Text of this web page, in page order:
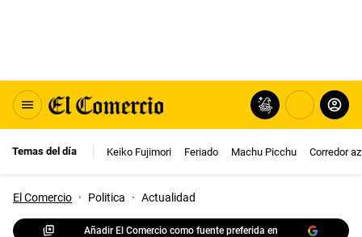
Temas del día Keiko Fujimori Feriado Machu Picchu Corredor
El Comercio · Politica · Actualidad
Añadir El Comercio como fuente preferida en